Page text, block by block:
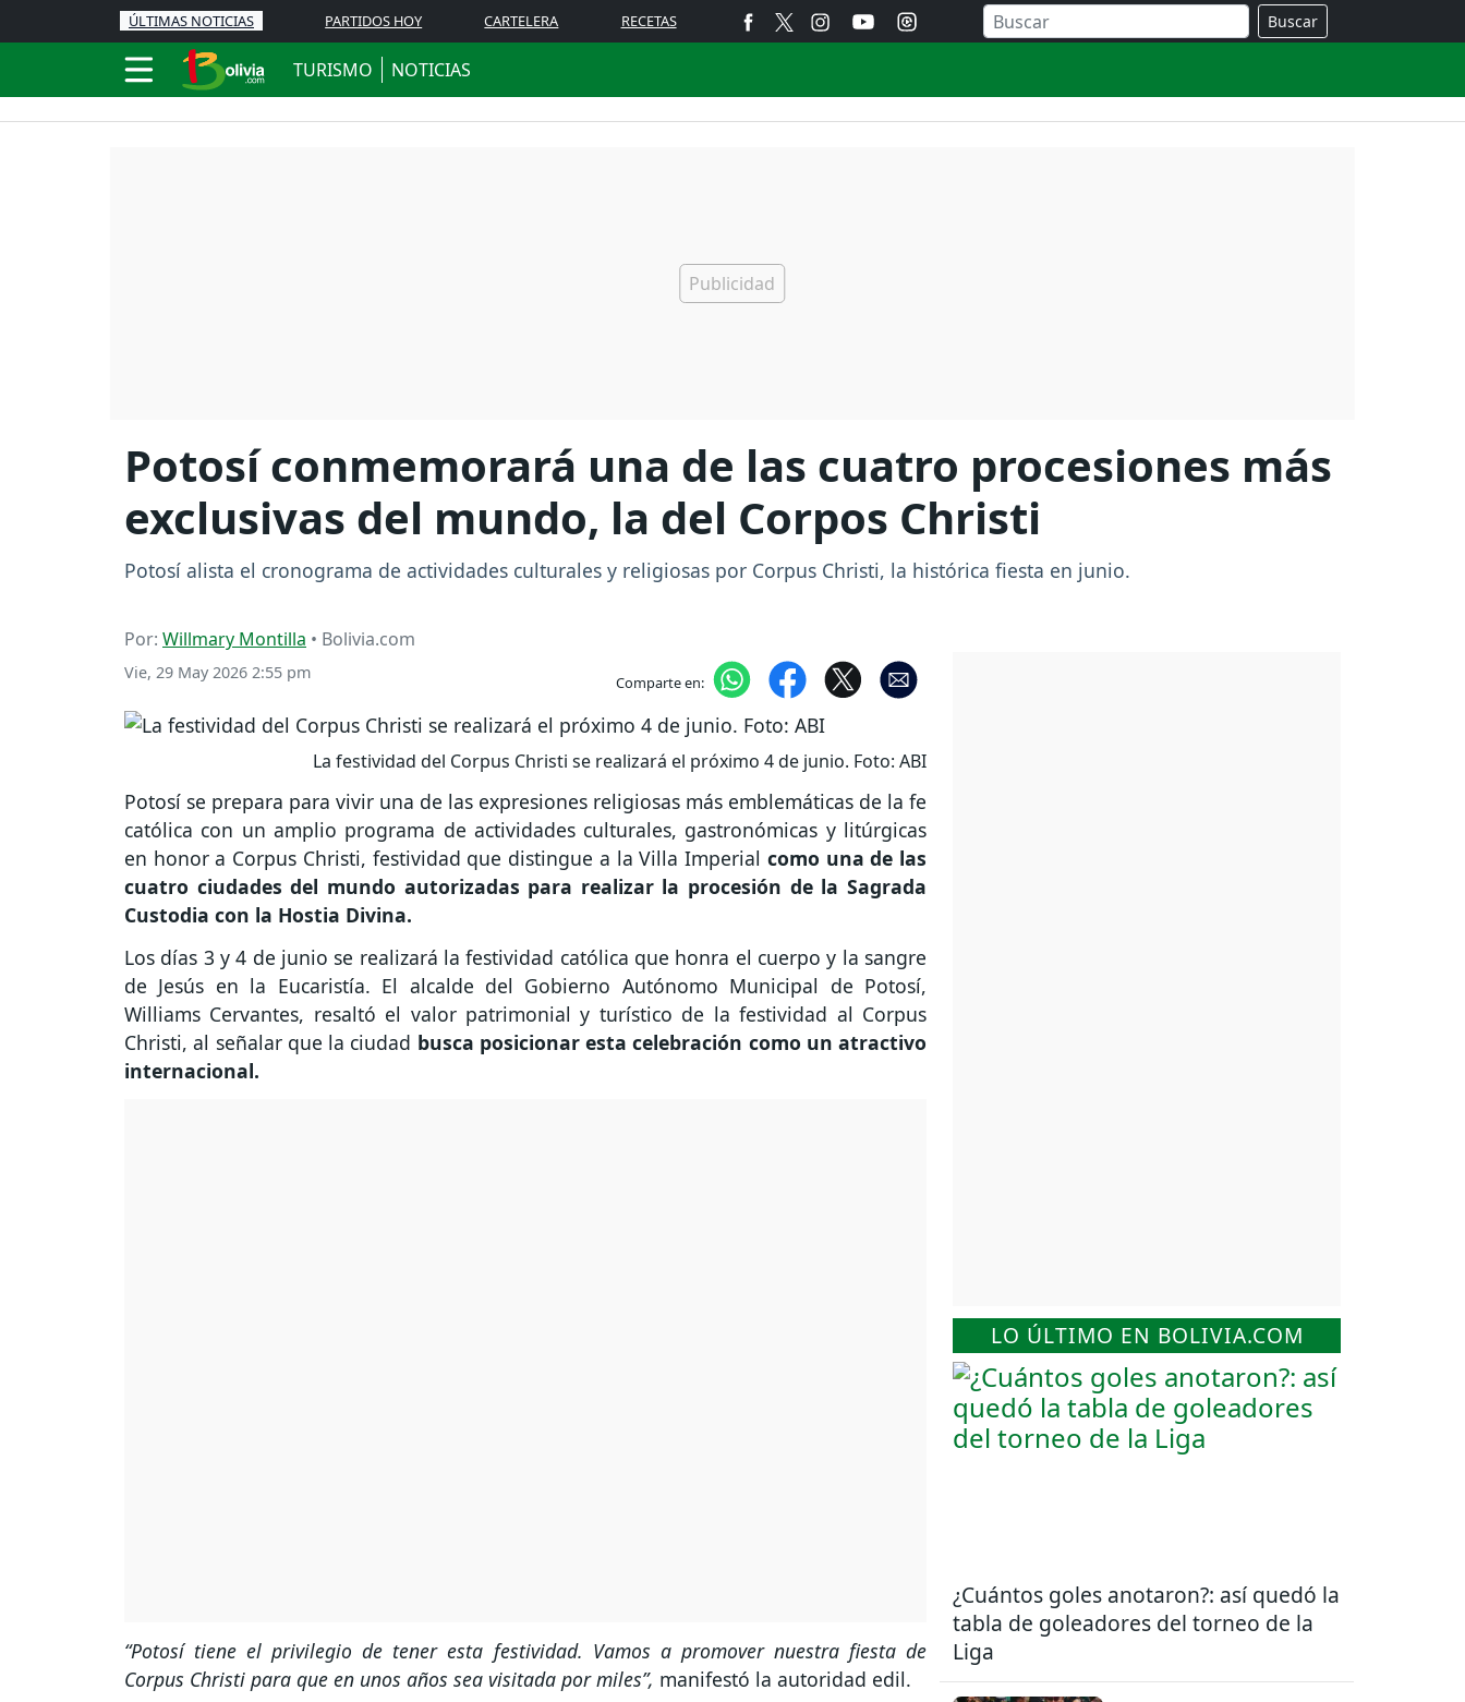
ÚLTIMAS NOTICIAS PARTIDOS HOY CARTELERA RECETAS Buscar
TURISMO NOTICIAS
Potosí conmemorará una de las cuatro procesiones más
exclusivas del mundo, la del Corpos Christi
Potosí alista el cronograma de actividades culturales y religiosas por Corpus Christi, la histórica fiesta en junio.
Por: Willmary Montilla • Bolivia.com
Vie, 29 May 2026 2:55 pm Comparte en:
La festividad del Corpus Christi se realizará el próximo 4 de junio. Foto: ABI
Potosí se prepara para vivir una de las expresiones religiosas más emblemáticas de la fe
católica con un amplio programa de actividades culturales, gastronómicas y litúrgicas
en honor a Corpus Christi, festividad que distingue a la Villa Imperial como una de las
cuatro ciudades del mundo autorizadas para realizar la procesión de la Sagrada
Custodia con la Hostia Divina.
Los días 3 y 4 de junio se realizará la festividad católica que honra el cuerpo y la sangre
de Jesús en la Eucaristía. El alcalde del Gobierno Autónomo Municipal de Potosí,
Williams Cervantes, resaltó el valor patrimonial y turístico de la festividad al Corpus
Christi, al señalar que la ciudad busca posicionar esta celebración como un atractivo
internacional.
“Potosí tiene el privilegio de tener esta festividad. Vamos a promover nuestra fiesta de
Corpus Christi para que en unos años sea visitada por miles”, manifestó la autoridad edil.
LO ÚLTIMO EN BOLIVIA.COM
¿Cuántos goles anotaron?: así quedó la
tabla de goleadores del torneo de la
Liga